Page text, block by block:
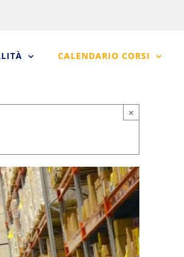
CALENDARIO CORSI
×